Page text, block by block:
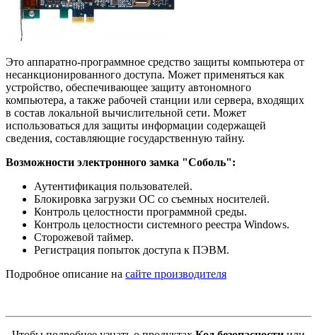
Это аппаратно-программное средство защиты компьютера от
несанкционированного доступа. Может применяться как
устройство, обеспечивающее защиту автономного
компьютера, а также рабочей станции или сервера, входящих
в состав локальной вычислительной сети. Может
использоваться для защиты информации содержащей
сведения, составляющие государственную тайну.
Возможности электронного замка "Соболь":
Аутентификация пользователей.
Блокировка загрузки ОС со съемных носителей.
Контроль целостности программной среды.
Контроль целостности системного реестра Windows.
Сторожевой таймер.
Регистрация попыток доступа к ПЭВМ.
Подробное описание на сайте производителя